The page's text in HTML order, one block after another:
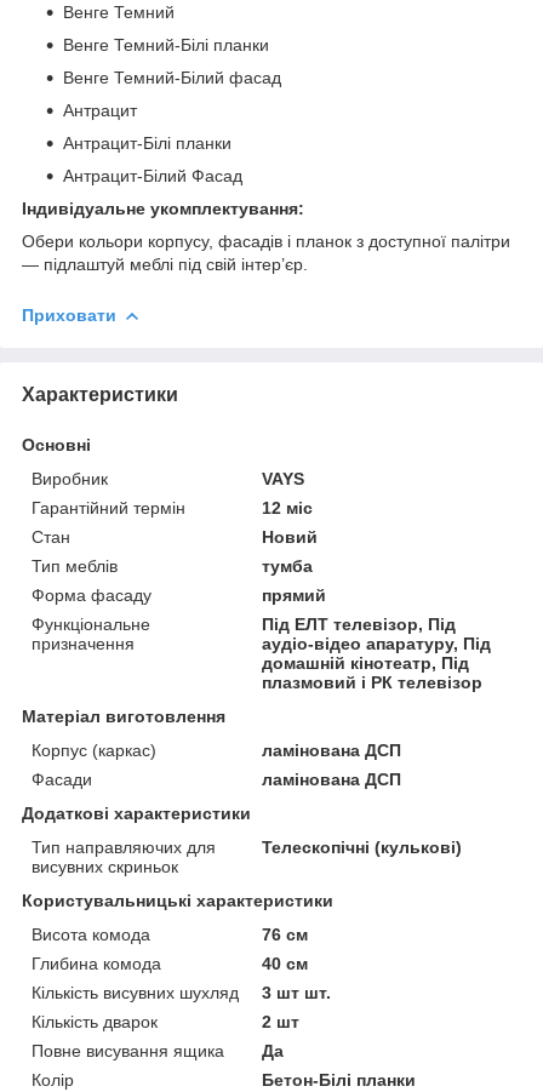
Венге Темний
Венге Темний-Білі планки
Венге Темний-Білий фасад
Антрацит
Антрацит-Білі планки
Антрацит-Білий Фасад
Індивідуальне укомплектування:
Обери кольори корпусу, фасадів і планок з доступної палітри
— підлаштуй меблі під свій інтер’єр.
Приховати
Характеристики
Основні
Виробник
VAYS
Гарантійний термін
12 міс
Стан
Новий
Тип меблів
тумба
Форма фасаду
прямий
Функціональне
призначення
Під ЕЛТ телевізор, Під
аудіо-відео апаратуру, Під
домашній кінотеатр, Під
плазмовий і РК телевізор
Матеріал виготовлення
Корпус (каркас)
ламінована ДСП
Фасади
ламінована ДСП
Додаткові характеристики
Тип направляючих для
висувних скриньок
Телескопічні (кулькові)
Користувальницькі характеристики
Висота комода
76 см
Глибина комода
40 см
Кількість висувних шухляд
3 шт шт.
Кількість дварок
2 шт
Повне висування ящика
Да
Колір
Бетон-Білі планки